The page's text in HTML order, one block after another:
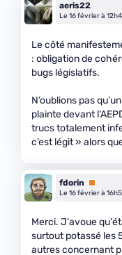
aeris22
Le 16 février à
Le côté
: obligation de
bugs législatifs.
N’oublions pas
plainte devant
trucs totalement
c’est légit » alors
fdorin
Premium
Le 16 février à
Merci. J'avoue
surtout potassé les
autres concernant